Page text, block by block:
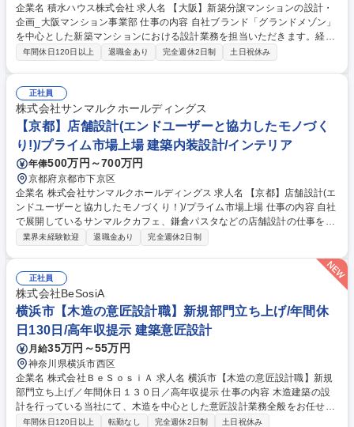
企業名 積水ハウス株式会社 求人名 【大阪】新築分譲マンションの設計・
企画_大阪マンション事業部 仕事の内容 自社ブランド「グランドメゾン」
を中心とした新築マンションにおける設計業務を担当いただきます。経営
方針や過去の実績、周辺事例などのマーケティングデータを基に事業主と
ントについて、設計事務所やゼネコンなどの外部パートナーの協力を得な
がら造り上げていく業務、つまり「商品プロデューサー」です。設計・構
造計算・施工管理を自ら行うというより、設計事務所・ゼネコン・営業担
当・社内関係部署と連携しながら、事業主側の立場でマンション開発全体
を推進いただきます。 募集職種 【大阪】新築分譲マンションの設計・企
画_大阪マンション事業部
年間休日120日以上 退職金あり 完全週休2日制 土日祝休み
正社員
株式会社サンマルクホールディングス
【京都】店舗設計(エンドユーザーと協力したモノづく
り!)/プライム市場上場 建築内装設計/インテリア
年俸500万円～700万円
京都府京都市下京区
企業名 株式会社サンマルクホールディングス 求人名 【京都】店舗設計(エ
ンドユーザーと協力したモノづくり！)/プライム市場上場 仕事の内容 自社
で展開しているサンマルクカフェ、鎌倉パスタなどの店舗設計の仕事をお
任せします。最初は、CADでの設計、見積もり等既存物件の進捗に携わっ
的な仕事内容】 ◆CADを使用しての設計◆外部の設計事務所様、デザイ
ナー様との打ち合わせ◆社内、店舗開発部などとの打ち合わせ 【採用背
景】今後、出店数を増やしていく企業戦略の中で、組織体制を盤石なもの
としておきたいと考え増員募集をさせていただきます。 【変更の範囲】当
社が定める業務全般 募集職種 【京都】店舗設計(エンドユーザーと協力し
たモノづくり！)/プライム市場上場
業界未経験歓迎 退職金あり 完全週休2日制
正社員
株式会社BeSosiA
横浜市【木造の意匠設計職】新規部門立ち上げ/年間休
日130日/高年収提示 建築意匠設計
月給35万円～55万円
神奈川県横浜市西区
企業名 株式会社ＢｅＳｏｓｉＡ 求人名 横浜市【木造の意匠設計職】新規
部門立ち上げ／年間休日１３０日／高年収提示 仕事の内容 木造建築の設
計を行っている当社にて、木造を中心とした意匠設計業務全般をお任せい
たします。新規に立ち上げる意匠部門のコアメンバーとして、確認申請の
年間休日120日以上 転勤なし 完全週休2日制 土日祝休み